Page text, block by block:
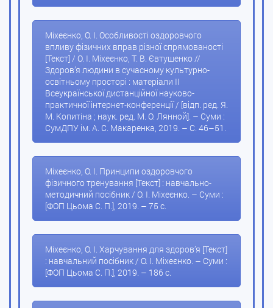
Міхеєнко, О. І. Особливості оздоровчого
впливу фізичних вправ різної спрямованості
[Текст] / О. І. Міхеєнко, Т. В. Євтушенко //
Здоров’я людини в сучасному культурно-
освітньому просторі : матеріали ІІ
Всеукраїнської дистанційної науково-
практичної інтернет-конференції / [відп. ред. Я.
М. Копитіна ; наук. ред. М. О. Лянной]. – Суми :
СумДПУ ім. А. С. Макаренка, 2019. – С. 46–51.
Міхеєнко, О. І. Принципи оздоровчого
фізичного тренування [Текст] : навчально-
методичний посібник / О. І. Міхеєнко. – Суми :
[ФОП Цьома С. П.], 2019. – 75 с.
Міхеєнко, О. І. Харчування для здоров’я [Текст]
: навчальний посібник / О. І. Міхеєнко. – Суми :
[ФОП Цьома С. П.], 2019. – 186 с.